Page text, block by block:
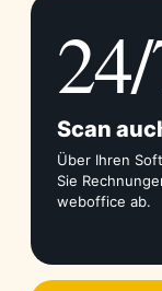
Scan
Über Ihren
Sie
weboffice ab.